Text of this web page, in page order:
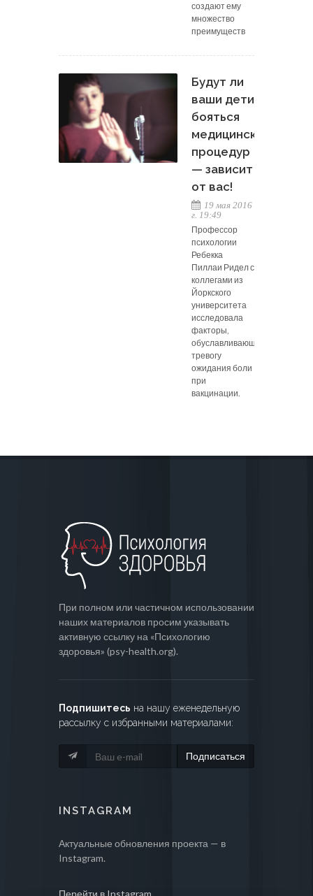
создают ему
множество
преимуществ
Будут ли
ваши дети
бояться
медицинских
процедур
— зависит
от вас!
19 мая 2016
г. 19:49
Профессор
психологии
Ребекка
Пиллаи Ридел с
коллегами из
Йоркского
университета
исследовала
факторы,
обуславливающие
тревогу
ожидания боли
при
вакцинации.
При полном или частичном использовании
наших материалов просим указывать
активную ссылку на «Психологию
здоровья» (psy-health.org).
Подпишитесь на нашу еженедельную
рассылку с избранными материалами:
Подписаться
INSTAGRAM
Актуальные обновления проекта — в
Instagram.